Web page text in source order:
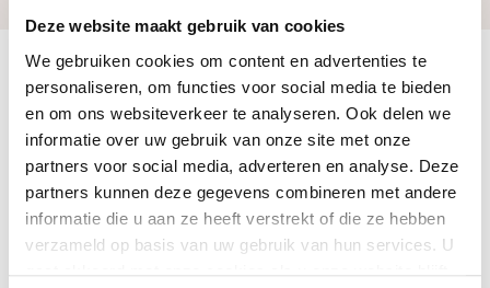
Deze website maakt gebruik van cookies
We gebruiken cookies om content en advertenties te
personaliseren, om functies voor social media te bieden
en om ons websiteverkeer te analyseren. Ook delen we
informatie over uw gebruik van onze site met onze
partners voor social media, adverteren en analyse. Deze
partners kunnen deze gegevens combineren met andere
informatie die u aan ze heeft verstrekt of die ze hebben
verzameld op basis van uw gebruik van hun services. U
€ 63.937